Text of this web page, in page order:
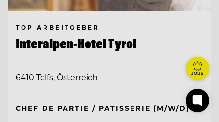
TOP ARBEITGEBER
Interalpen-Hotel Tyrol
6410 Telfs, Österreich
CHEF DE PARTIE / PATISSERIE (M/W/D)
JOBS